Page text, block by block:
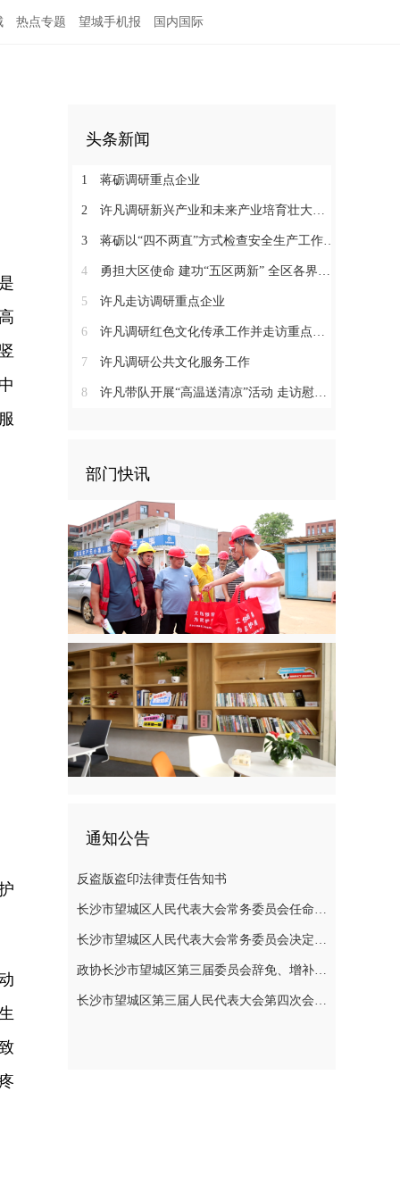
热点专题 望城手机报 国内国际
头条新闻
1 蒋砺调研重点企业
2 许凡调研新兴产业和未来产业培育壮大工作
3 蒋砺以“四不两直”方式检查安全生产工作并慰问一线劳动者
4 勇担大区使命 建功“五区两新” 全区各界学习贯彻区党代会精神（三）
5 许凡走访调研重点企业
6 许凡调研红色文化传承工作并走访重点企业
7 许凡调研公共文化服务工作
8 许凡带队开展“高温送清凉”活动 走访慰问一线劳动者
部门快讯
通知公告
反盗版盗印法律责任告知书
长沙市望城区人民代表大会常务委员会任命名单
长沙市望城区人民代表大会常务委员会决定任免名单
政协长沙市望城区第三届委员会辞免、增补政协委员的公告
长沙市望城区第三届人民代表大会第四次会议公告